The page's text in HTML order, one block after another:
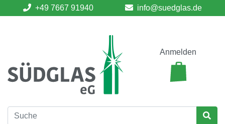
+49 7667 91940 info@suedglas.de
Anmelden